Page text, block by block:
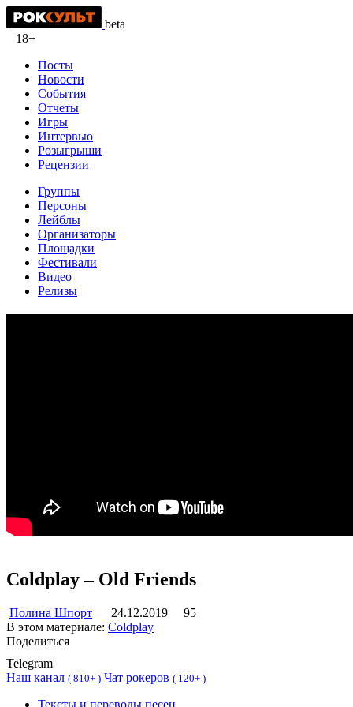
beta
18+
Посты
Новости
События
Отчеты
Игры
Интервью
Розыгрыши
Рецензии
Группы
Персоны
Лейблы
Организаторы
Площадки
Фестивали
Видео
Релизы
Coldplay – Old Friends
Полина Шпорт 24.12.2019
95
В этом материале: Coldplay
Поделиться
Telegram
Наш канал ( 810+ ) Чат рокеров ( 120+ )
Тексты и переводы песен